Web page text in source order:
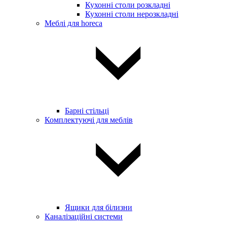
Кухонні столи розкладні
Кухонні столи нерозкладні
Меблі для horeca
Барні стільці
Комплектуючі для меблів
Ящики для білизни
Каналізаційні системи